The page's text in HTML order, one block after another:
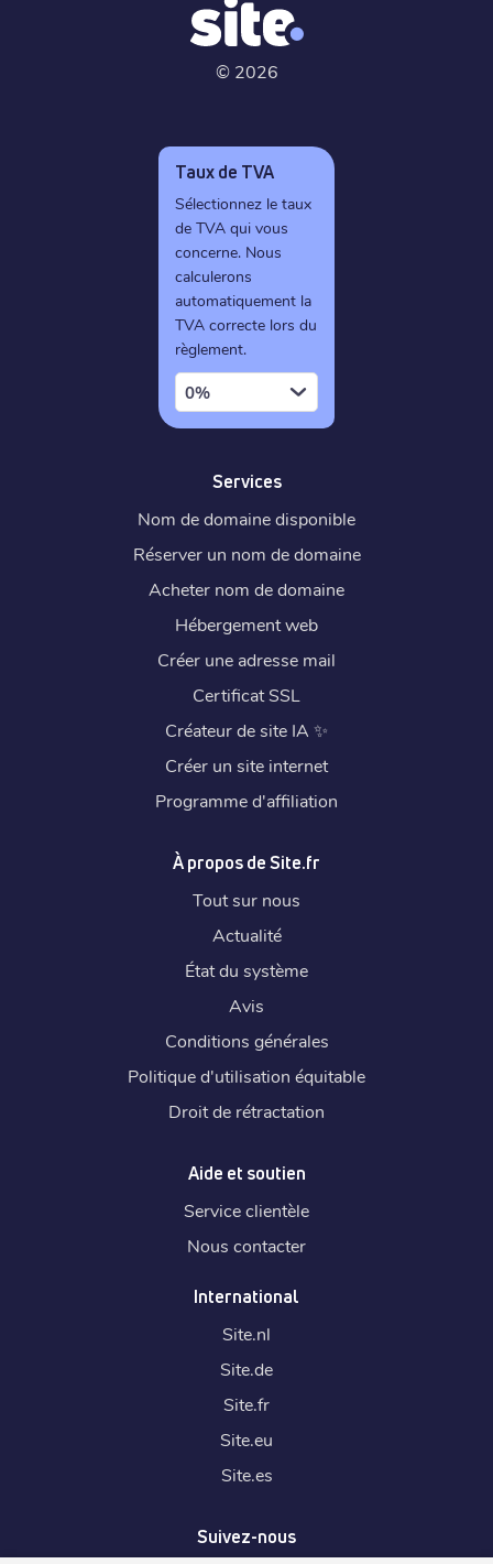
© 2026
Taux de TVA
Sélectionnez le taux
de TVA qui vous
concerne. Nous
calculerons
automatiquement la
TVA correcte lors du
règlement.
0%
Services
Nom de domaine disponible
Réserver un nom de domaine
Acheter nom de domaine
Hébergement web
Créer une adresse mail
Certificat SSL
Créateur de site IA ✨
Créer un site internet
Programme d'affiliation
À propos de Site.fr
Tout sur nous
Actualité
État du système
Avis
Conditions générales
Politique d'utilisation équitable
Droit de rétractation
Aide et soutien
Service clientèle
Nous contacter
International
Site.nl
Site.de
Site.fr
Site.eu
Site.es
Suivez-nous